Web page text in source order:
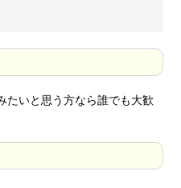
たいと思う方なら誰でも大歓